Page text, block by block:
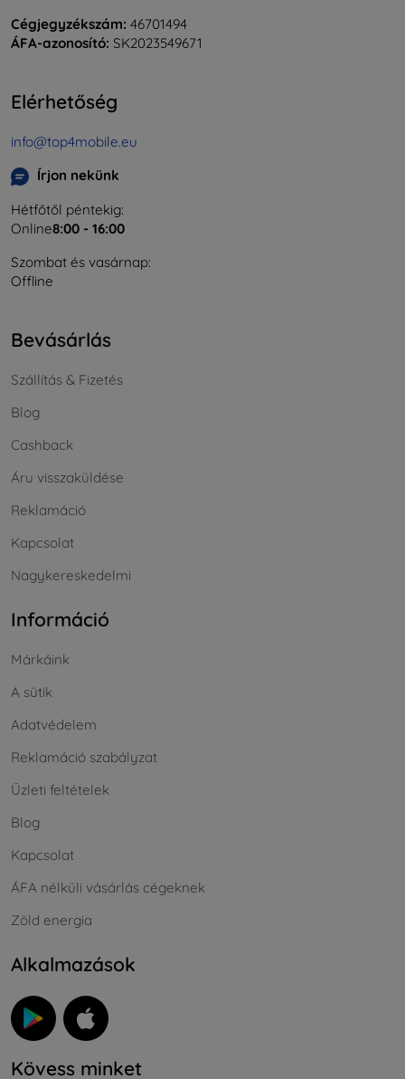
Cégjegyzékszám: 46701494
ÁFA-azonosító: SK2023549671
Elérhetőség
info@top4mobile.eu
Írjon nekünk
Hétfőtől péntekig:
Online8:00 - 16:00
Szombat és vasárnap:
Offline
Bevásárlás
Szállítás & Fizetés
Blog
Cashback
Áru visszaküldése
Reklamáció
Kapcsolat
Nagykereskedelmi
Információ
Márkáink
A sütik
Adatvédelem
Reklamáció szabályzat
Üzleti feltételek
Blog
Kapcsolat
ÁFA nélküli vásárlás cégeknek
Zöld energia
Alkalmazások
Kövess minket